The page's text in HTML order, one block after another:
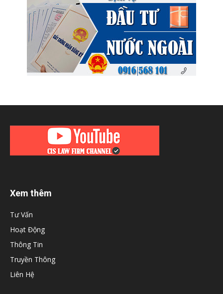
Xem thêm
Tư Vấn
Hoạt Động
Thông Tin
Truyền Thông
Liên Hệ